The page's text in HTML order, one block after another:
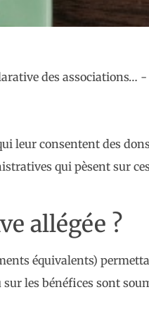
leur consentent des
qui pèsent sur
allégée ?
équivalents)
les bénéfices sont